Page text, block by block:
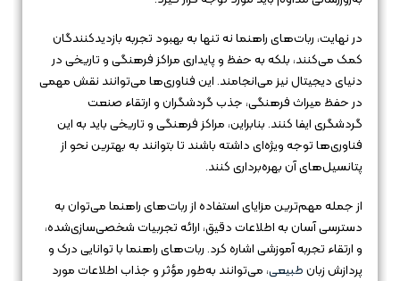
در نهایت، ربات‌های راهنما نه تنها به بهبود تجربه بازدیدکنندگان
کمک می‌کنند، بلکه به حفظ و پایداری مراکز فرهنگی و تاریخی در
دنیای دیجیتال نیز می‌انجامند. این فناوری‌ها می‌توانند نقش مهمی
در حفظ میراث فرهنگی، جذب گردشگران و ارتقاء صنعت
گردشگری ایفا کنند. بنابراین، مراکز فرهنگی و تاریخی باید به این
فناوری‌ها توجه ویژه‌ای داشته باشند تا بتوانند به بهترین نحو از
پتانسیل‌های آن بهره‌برداری کنند.
از جمله مهم‌ترین مزایای استفاده از ربات‌های راهنما می‌توان به
دسترسی آسان به اطلاعات دقیق، ارائه تجربیات شخصی‌سازی‌شده،
و ارتقاء تجربه آموزشی اشاره کرد. ربات‌های راهنما با توانایی درک و
پردازش زبانطبیعی، می‌توانند به‌طور مؤثر و جذاب اطلاعات مورد